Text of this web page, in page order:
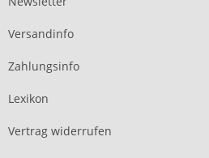
Versandinfo
Zahlungsinfo
Lexikon
Vertrag widerrufen